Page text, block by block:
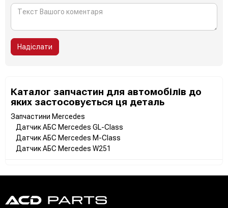
Надіслати
Каталог запчастин для автомобілів до
яких застосовується ця деталь
Запчастини Mercedes
Датчик АБС Mercedes GL-Class
Датчик АБС Mercedes M-Class
Датчик АБС Mercedes W251